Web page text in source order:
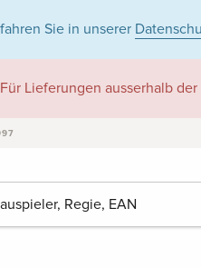
Sie in unserer
Für Lieferungen ausserhalb